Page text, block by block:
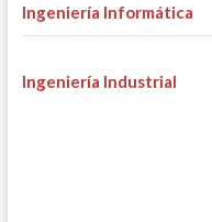
Ingeniería Informática
Ingeniería Industrial